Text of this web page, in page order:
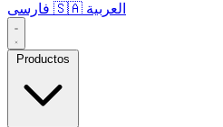
🇸🇦 العربية
Productos